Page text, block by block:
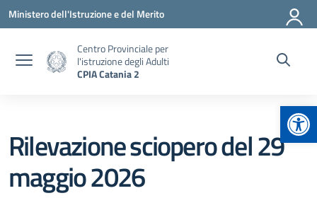
Vai ai contenuti
Vai al menu di navigazione
Vai al footer
Ministero dell'Istruzione e del Merito
Centro Provinciale per
l'istruzione degli Adulti
CPIA Catania 2
Rilevazione sciopero del 29
maggio 2026